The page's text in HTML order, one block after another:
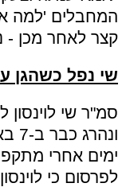
המחבלים 'למה
קצר לאחר מכן -
שי נפל כשהגן
ימים אחרי
לפרסום כי